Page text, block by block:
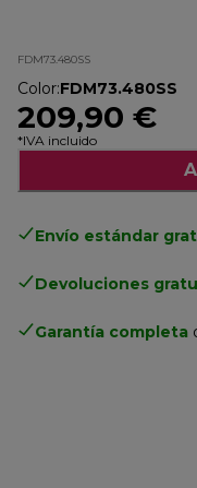
FDM73.480SS
Color:FDM73.480SS
209,90 €
*IVA incluido
Envío estándar
Devoluciones
Garantía completa